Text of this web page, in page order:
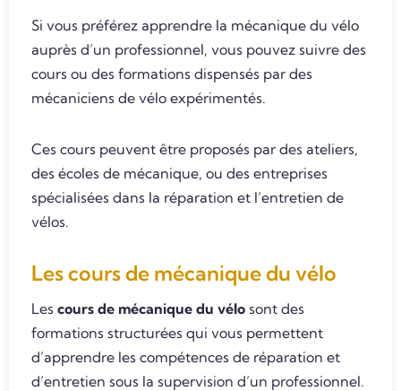
Si vous préférez apprendre la mécanique du vélo
auprès d’un professionnel, vous pouvez suivre des
cours ou des formations dispensés par des
mécaniciens de vélo expérimentés.
Ces cours peuvent être proposés par des ateliers,
des écoles de mécanique, ou des entreprises
spécialisées dans la réparation et l’entretien de
vélos.
Les cours de mécanique du vélo
Les cours de mécanique du vélo sont des
formations structurées qui vous permettent
d’apprendre les compétences de réparation et
d’entretien sous la supervision d’un professionnel.